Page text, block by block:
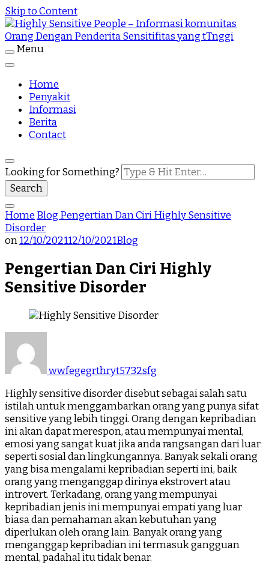
Skip to Content
Highly Sensitive People – Informasi
komunitas Orang Dengan Penderita
Sensitifitas yang tTnggi
Penderita Sensitifitas yang tTnggi
Menu
Home
Penyakit
Informasi
Berita
Contact
Looking for Something?
Home Blog Pengertian Dan Ciri Highly Sensitive
Disorder
on12/10/202112/10/2021Blog
Pengertian Dan Ciri Highly
Sensitive Disorder
wwfegegrthryt5732sfg
Highly sensitive disorder disebut sebagai salah satu
istilah untuk menggambarkan orang yang punya sifat
sensitive yang lebih tinggi. Orang dengan kepribadian
ini akan dapat merespon, atau mempunyai mental,
emosi yang sangat kuat jika anda rangsangan dari luar
seperti sosial dan lingkungannya. Banyak sekali orang
yang bisa mengalami kepribadian seperti ini, baik
orang yang menganggap dirinya ekstrovert atau
introvert. Terkadang, orang yang mempunyai
kepribadian jenis ini mempunyai empati yang luar
biasa dan pemahaman akan kebutuhan yang
diperlukan oleh orang lain. Banyak orang yang
menganggap kepribadian ini termasuk gangguan
mental, padahal itu tidak benar.